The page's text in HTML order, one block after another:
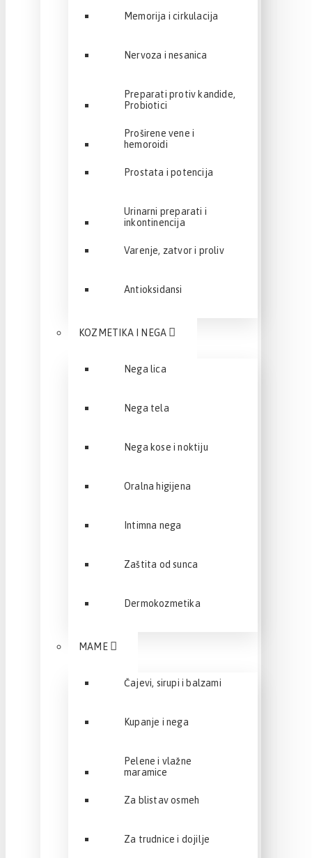
Memorija i cirkulacija
Nervoza i nesanica
Preparati protiv kandide,
Probiotici
Proširene vene i
hemoroidi
Prostata i potencija
Urinarni preparati i
inkontinencija
Varenje, zatvor i proliv
Antioksidansi
KOZMETIKA I NEGA
Nega lica
Nega tela
Nega kose i noktiju
Oralna higijena
Intimna nega
Zaštita od sunca
Dermokozmetika
MAME
Čajevi, sirupi i balzami
Kupanje i nega
Pelene i vlažne
maramice
Za blistav osmeh
Za trudnice i dojilje